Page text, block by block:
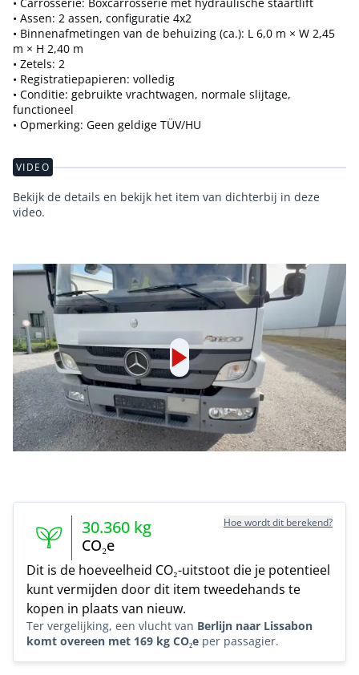
• Assen: 2 assen, configuratie 4x2
• Binnenafmetingen van de behuizing (ca.): L 6,0 m × W 2,45
m × H 2,40 m
• Zetels: 2
• Registratiepapieren: volledig
• Conditie: gebruikte vrachtwagen, normale slijtage,
functioneel
• Opmerking: Geen geldige TÜV/HU
VIDEO
Bekijk de details en bekijk het item van dichterbij in deze
video.
30.360 kg
CO₂e
Hoe wordt dit berekend?
Dit is de hoeveelheid CO₂-uitstoot die je potentieel
kunt vermijden door dit item tweedehands te
kopen in plaats van nieuw.
Ter vergelijking, een vlucht van Berlijn naar Lissabon
komt overeen met 169 kg CO₂e per passagier.